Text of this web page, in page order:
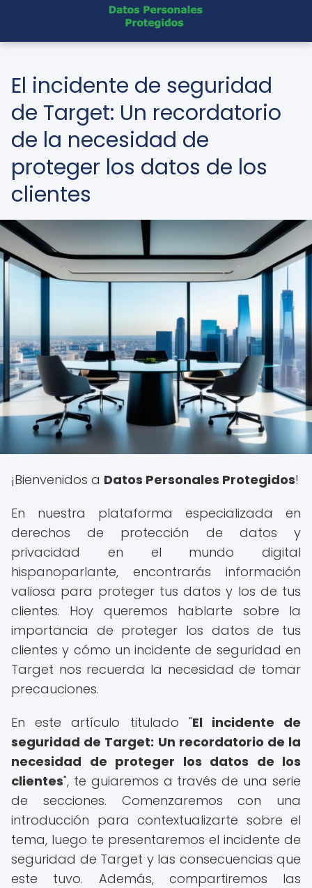
El incidente de seguridad
de Target: Un recordatorio
de la necesidad de
proteger los datos de los
clientes
¡Bienvenidos a Datos Personales Protegidos!
En nuestra plataforma especializada en
derechos de protección de datos y
privacidad en el mundo digital
hispanoparlante, encontrarás información
valiosa para proteger tus datos y los de tus
clientes. Hoy queremos hablarte sobre la
importancia de proteger los datos de tus
clientes y cómo un incidente de seguridad en
Target nos recuerda la necesidad de tomar
precauciones.
En este artículo titulado "El incidente de
seguridad de Target: Un recordatorio de la
necesidad de proteger los datos de los
clientes", te guiaremos a través de una serie
de secciones. Comenzaremos con una
introducción para contextualizarte sobre el
tema, luego te presentaremos el incidente de
seguridad de Target y las consecuencias que
este tuvo. Además, compartiremos las